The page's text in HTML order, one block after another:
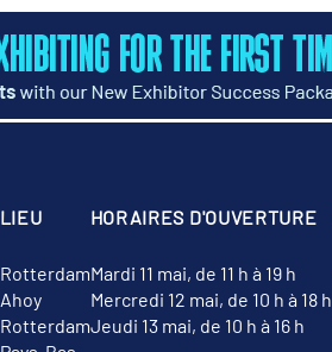
LIEU
Rotterdam
Ahoy
Rotterdam
HORAIRES D'OUVERTURE
Mardi 11 mai, de 11 h à 19 h
Mercredi 12 mai, de 10 h à 18 h
Jeudi 13 mai, de 10 h à 16 h